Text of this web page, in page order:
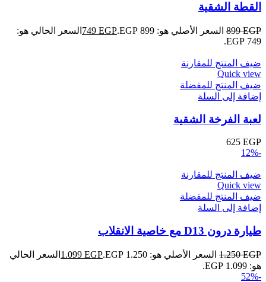
القطة الشقية
899EGP السعر الأصلي هو: 899 EGP. 749 EGP
السعر الحالي هو:
749 EGP.
ضيف المنتج للمقارنة
Quick view
ضيف المنتج للمفضلة
إضافة إلى السلة
لعبة الفرخة الشقية
625 EGP
-12%
ضيف المنتج للمقارنة
Quick view
ضيف المنتج للمفضلة
إضافة إلى السلة
طيارة درون D13 مع خاصية الانقلاب
1.250EGP السعر الأصلي هو: 1.250 EGP. 1.099 EGP
السعر الحالي
هو: 1.099 EGP.
-52%